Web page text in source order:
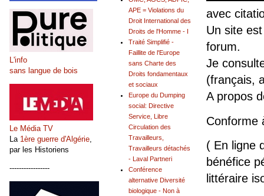
avec
Un site
forum.
Je
(français,
A propos
Conforme
( En ligne
bénéfice
littéraire
APE = Violations du
Droit International des
Droits de l'Homme - I
Traité Simplifié -
Faillite de l'Europe
sans Charte des
Droits fondamentaux
et sociaux
Europe du Dumping
social: Directive
Service, Libre
Circulation des
Travailleurs,
Travailleurs détachés
- Laval Partneri
Conférence
alternative Diversité
biologique - Non à
L'info
sans langue de bois
Le Média TV
La 1ère guerre d'Algérie
par les Historiens
-----------------